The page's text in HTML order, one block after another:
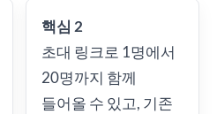
핵심 2
초대 링크로 1명에서
20명까지 함께
들어올 수 있고, 기존